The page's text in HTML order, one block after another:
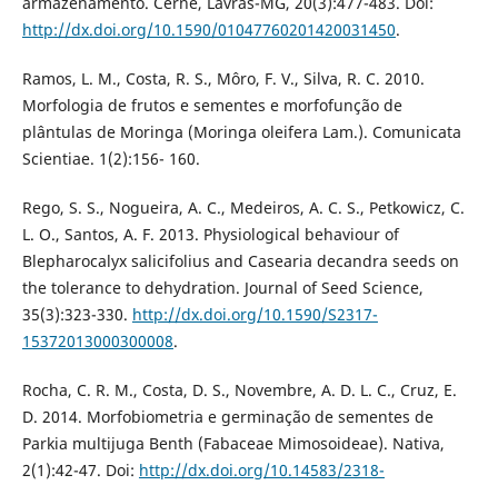
http://dx.doi.org/10.1590/01047760201420031450.
Ramos, L. M., Costa, R. S., Môro, F. V., Silva, R. C. 2010.
Morfologia de frutos e sementes e morfofunção de
plântulas de Moringa (Moringa oleifera Lam.). Comunicata
Scientiae. 1(2):156- 160.
Rego, S. S., Nogueira, A. C., Medeiros, A. C. S., Petkowicz, C.
L. O., Santos, A. F. 2013. Physiological behaviour of
Blepharocalyx salicifolius and Casearia decandra seeds on
the tolerance to dehydration. Journal of Seed Science,
35(3):323-330. http://dx.doi.org/10.1590/S2317-
15372013000300008.
Rocha, C. R. M., Costa, D. S., Novembre, A. D. L. C., Cruz, E.
D. 2014. Morfobiometria e germinação de sementes de
Parkia multijuga Benth (Fabaceae Mimosoideae). Nativa,
2(1):42-47. Doi: http://dx.doi.org/10.14583/2318-